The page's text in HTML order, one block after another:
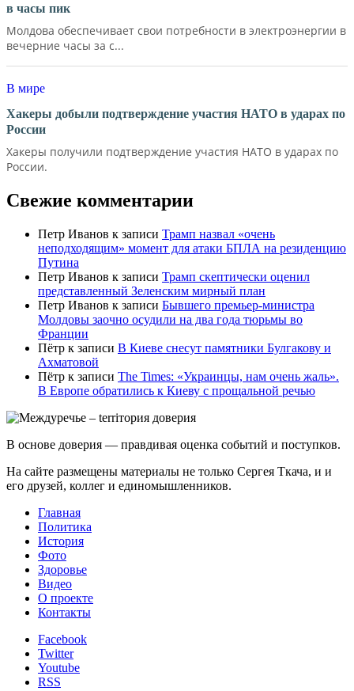
в часы пик
Молдова обеспечивает свои потребности в электроэнергии в
вечерние часы за с...
В мире
Хакеры добыли подтверждение участия НАТО в ударах по
России
Хакеры получили подтверждение участия НАТО в ударах по
России.
Свежие комментарии
Петр Иванов к записи Трамп назвал «очень
неподходящим» момент для атаки БПЛА на резиденцию
Путина
Петр Иванов к записи Трамп скептически оценил
представленный Зеленским мирный план
Петр Иванов к записи Бывшего премьер-министра
Молдовы заочно осудили на два года тюрьмы во
Франции
Пётр к записи В Киеве снесут памятники Булгакову и
Ахматовой
Пётр к записи Тhe Times: «Украинцы, нам очень жаль».
В Европе обратились к Киеву с прощальной речью
В основе доверия — правдивая оценка событий и поступков.
На сайте размещены материалы не только Сергея Ткача, и и
его друзей, коллег и единомышленников.
Главная
Политика
История
Фото
Здоровье
Видео
О проекте
Контакты
Facebook
Twitter
Youtube
RSS